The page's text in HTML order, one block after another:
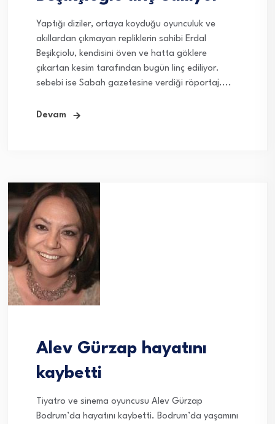
Yaptığı diziler, ortaya koyduğu oyunculuk ve
akıllardan çıkmayan repliklerin sahibi Erdal
Beşikçiolu, kendisini öven ve hatta göklere
çıkartan kesim tarafından bugün linç ediliyor.
sebebi ise Sabah gazetesine verdiği röportaj....
Devam
Alev Gürzap hayatını
kaybetti
Tiyatro ve sinema oyuncusu Alev Gürzap
Bodrum’da hayatını kaybetti. Bodrum’da yaşamını